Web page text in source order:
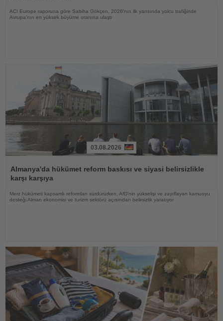
ACI Europe raporuna göre Sabiha Gökçen, 2026'nın ilk yarısında yolcu trafiğinde
Avrupa'nın en yüksek büyüme oranına ulaştı
Oku
03.08.2026
Almanya'da hükümet reform baskısı ve siyasi belirsizlikle
karşı karşıya
Merz hükümeti kapsamlı reformları sürdürürken, AfD'nin yükselişi ve zayıflayan kamuoyu
desteği Alman ekonomisi ve turizm sektörü açısından belirsizlik yaratıyor